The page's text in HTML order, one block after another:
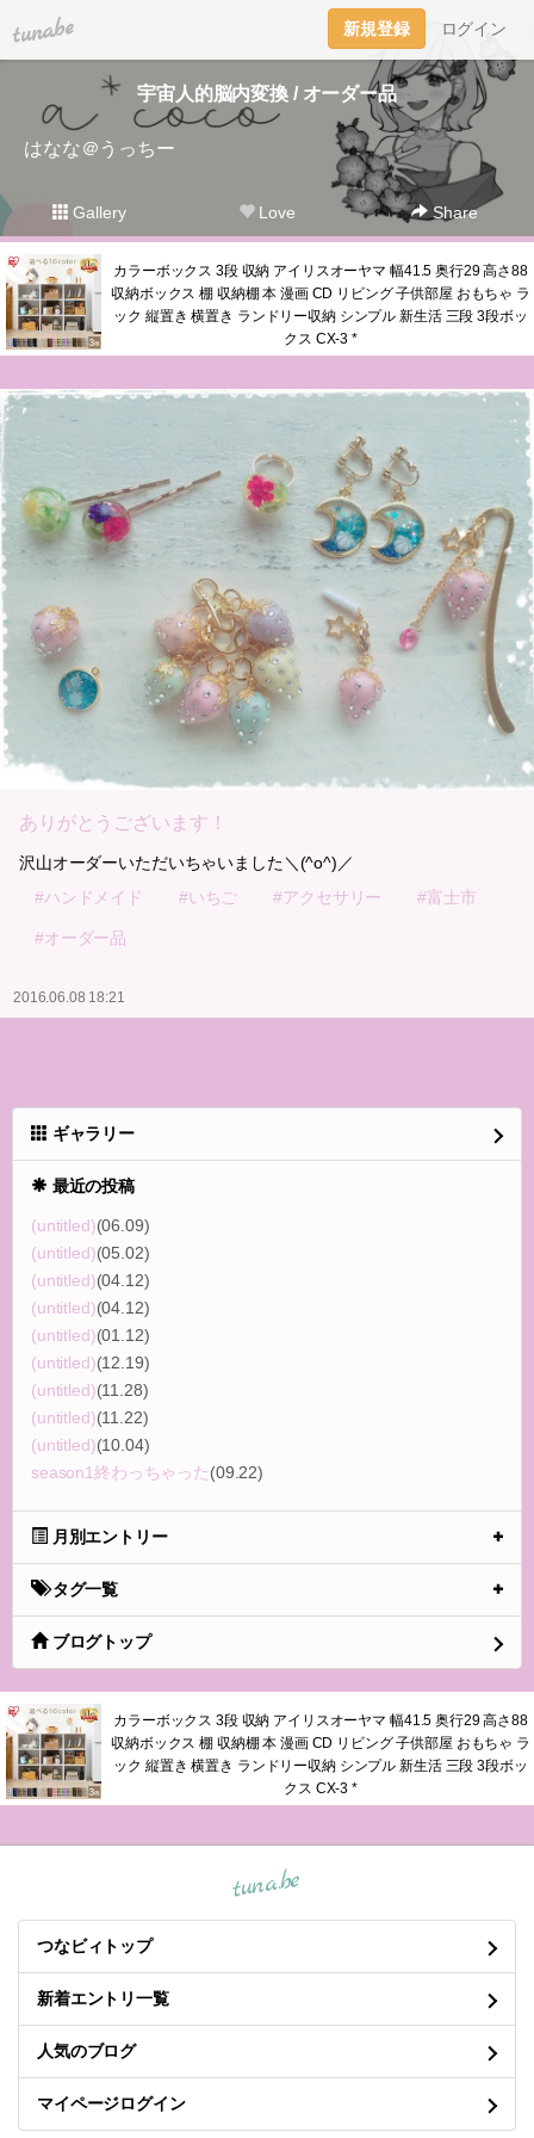
tuna.be 新規登録 ログイン
宇宙人的脳内変換 / オーダー品
はなな＠うっちー
Gallery Love Share
カラーボックス 3段 収納 アイリスオーヤマ 幅41.5 奥行29 高さ88
収納ボックス 棚 収納棚 本 漫画 CD リビング 子供部屋 おもちゃ ラ
ック 縦置き 横置き ランドリー収納 シンプル 新生活 三段 3段ボッ
クス CX-3 *
ありがとうございます！
沢山オーダーいただいちゃいました＼(^o^)／
#ハンドメイド
#いちご #アクセサリー #富士市
#オーダー品
2016.06.08 18:21
ギャラリー
最近の投稿
(untitled)(06.09)
(untitled)(05.02)
(untitled)(04.12)
(untitled)(04.12)
(untitled)(01.12)
(untitled)(12.19)
(untitled)(11.28)
(untitled)(11.22)
(untitled)(10.04)
season1終わっちゃった(09.22)
月別エントリー
タグ一覧
ブログトップ
カラーボックス 3段 収納 アイリスオーヤマ 幅41.5 奥行29 高さ88
収納ボックス 棚 収納棚 本 漫画 CD リビング 子供部屋 おもちゃ ラ
ック 縦置き 横置き ランドリー収納 シンプル 新生活 三段 3段ボッ
クス CX-3 *
tuna.be
つなビィトップ
新着エントリ一覧
人気のブログ
マイページログイン